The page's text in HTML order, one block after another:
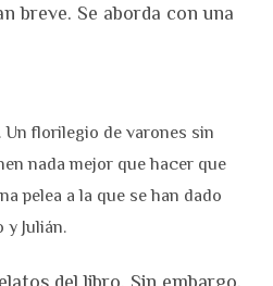
breve. Se aborda con una
florilegio de varones sin
nada mejor que hacer que
pelea a la que se han dado
Julián.